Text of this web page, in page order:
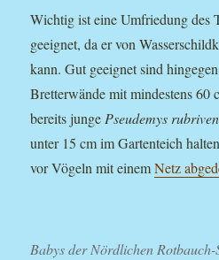
Wichtig ist eine Umfriedung des
geeignet, da er von
kann. Gut geeignet sind
Bretterwände mit mindestens 60
bereits jungePseudemys
unter 15 cm im Gartenteich
vor Vögeln mit einemNetz
Babys der Nördlichen